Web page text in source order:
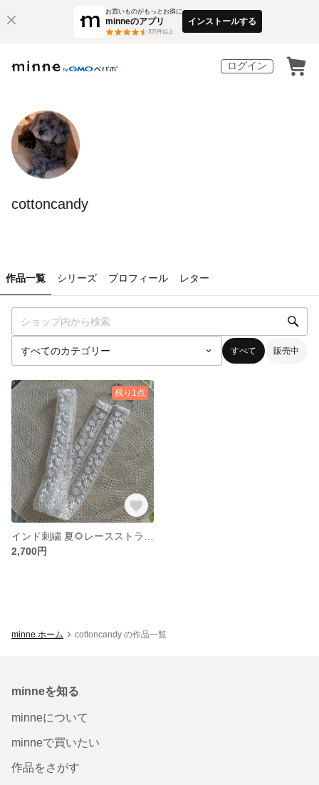
お買いものがもっとお得に
minneのアプリ
3万件以上
インストールする
ログイン
cottoncandy
作品一覧 シリーズ プロフィール レター
すべて 販売中
残り1点
2,700円
minne ホーム cottoncandy の作品一覧
minneを知る
minneについて
minneで買いたい
作品をさがす